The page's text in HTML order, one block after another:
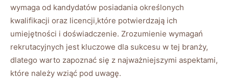
wymaga od kandydatów posiadania określonych
kwalifikacji oraz licencji,które potwierdzają ich
umiejętności i doświadczenie. Zrozumienie wymagań
rekrutacyjnych jest kluczowe dla sukcesu w tej branży,
dlatego warto zapoznać się z najważniejszymi aspektami,
które należy wziąć pod uwagę.